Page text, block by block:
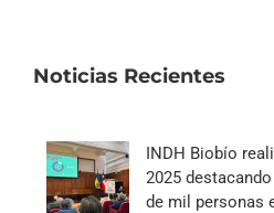
Noticias Recientes
INDH Biobío
2025
de mil personas